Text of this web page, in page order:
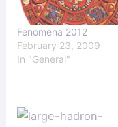
Fenomena 2012
February 23, 2009
In "General"